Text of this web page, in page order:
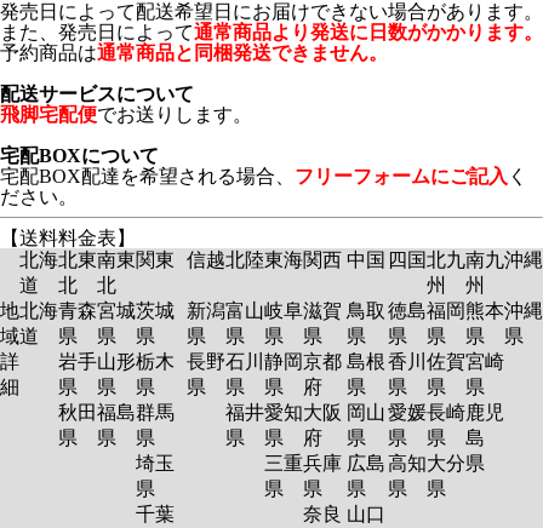
発売日によって配送希望日にお届けできない場合があります。
また、発売日によって通常商品より発送に日数がかかります。
予約商品は通常商品と同梱発送できません。
配送サービスについて
飛脚宅配便でお送りします。
宅配BOXについて
宅配BOX配達を希望される場合、 フリーフォームにご記入 く
ださい。
【送料料金表】
北海
道
北東
北
南東
北
関東 信越北陸東海関西 中国 四国北九
州
南九
州
沖縄
地
域
詳
細
北海
道
青森
県
岩手
県
秋田
県
宮城
県
山形
県
福島
県
茨城
県
栃木
県
群馬
県
埼玉
県
千葉
新潟
県
長野
県
富山
県
石川
県
福井
県
岐阜
県
静岡
県
愛知
県
三重
県
滋賀
県
京都
府
大阪
府
兵庫
県
奈良
鳥取
県
島根
県
岡山
県
広島
県
山口
徳島
県
香川
県
愛媛
県
高知
県
福岡
県
佐賀
県
長崎
県
大分
県
熊本
県
宮崎
県
鹿児
島
県
沖縄
県